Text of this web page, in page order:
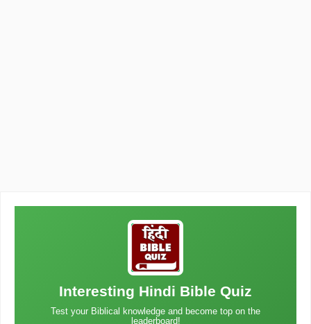
Interesting Hindi Bible Quiz
Test your Biblical knowledge and become top on the
leaderboard!